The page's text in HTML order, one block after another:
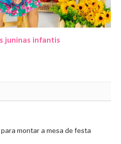
juninas infantis
montar a mesa de festa